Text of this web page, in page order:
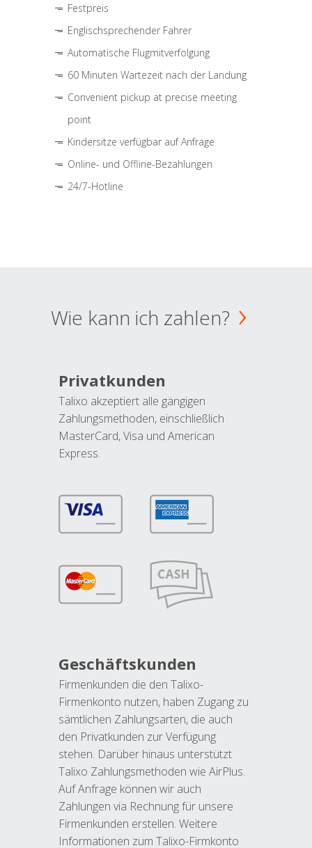
Festpreis
Englischsprechender Fahrer
Automatische Flugmitverfolgung
60 Minuten Wartezeit nach der Landung
Convenient pickup at precise meeting
point
Kindersitze verfügbar auf Anfrage
Online- und Offline-Bezahlungen
24/7-Hotline
Wie kann ich zahlen?
Privatkunden
Talixo akzeptiert alle gängigen
Zahlungsmethoden, einschließlich
MasterCard, Visa und American
Express.
Geschäftskunden
Firmenkunden die den Talixo-
Firmenkonto nutzen, haben Zugang zu
sämtlichen Zahlungsarten, die auch
den Privatkunden zur Verfügung
stehen. Darüber hinaus unterstützt
Talixo Zahlungsmethoden wie AirPlus.
Auf Anfrage können wir auch
Zahlungen via Rechnung für unsere
Firmenkunden erstellen. Weitere
Informationen zum Talixo-Firmkonto